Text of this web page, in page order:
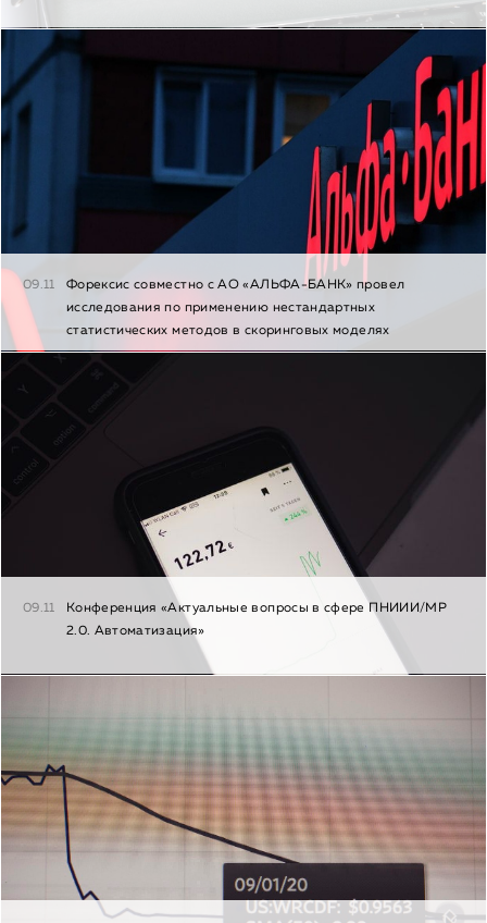
09.11
Форексис совместно с АО «АЛЬФА-БАНК» провел
исследования по применению нестандартных
статистических методов в скоринговых моделях
09.11
Конференция «Актуальные вопросы в сфере ПНИИИ/МР
2.0. Автоматизация»